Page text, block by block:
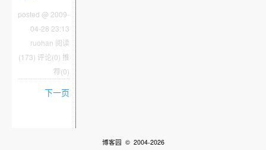
posted @ 2009-
04-28 23:13
ruohan 阅读
(173) 评论(0) 推
荐(0)
下一页
博客园 © 2004-2026